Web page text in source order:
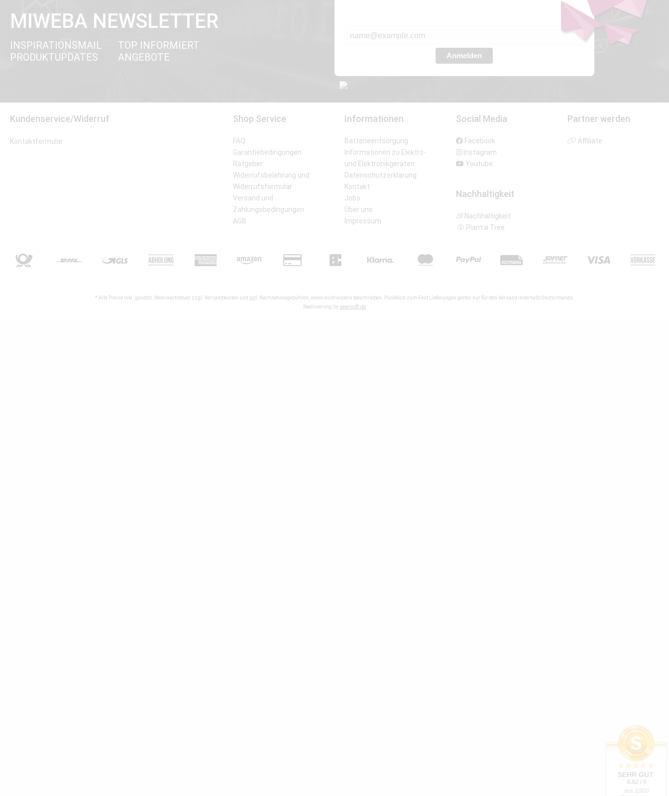
MIWEBA NEWSLETTER
INSPIRATIONSMAIL
PRODUKTUPDATES
TOP INFORMIERT
ANGEBOTE
Anmelden
Kundenservice/Widerruf
Kontaktformular
Shop Service
FAQ
Garantiebedingungen
Ratgeber
Widerrufsbelehrung und
Widerrufsformular
Versand und
Zahlungsbedingungen
AGB
Informationen
Batterieentsorgung
Informationen zu Elektro-
und Elektronikgeräten
Datenschutzerklärung
Kontakt
Jobs
Über uns
Impressum
Social Media
Facebook
Instagram
Youtube
Nachhaltigkeit
Nachhaltigkeit
Plant a Tree
Partner werden
Affiliate
* Alle Preise inkl. gesetzl. Mehrwertsteuer zzgl. Versandkosten und ggf. Nachnahmegebühren, wenn nicht anders beschrieben. Pünktlich zum Fest Lieferungen gelten nur für den Versand innerhalb Deutschlands.
Realisierung by sewisoft.de
SEHR GUT
4.92 / 5
aus 11820